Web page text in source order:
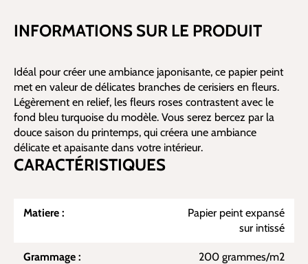
INFORMATIONS SUR LE PRODUIT
Idéal pour créer une ambiance japonisante, ce papier peint
met en valeur de délicates branches de cerisiers en fleurs.
Légèrement en relief, les fleurs roses contrastent avec le
fond bleu turquoise du modèle. Vous serez bercez par la
douce saison du printemps, qui créera une ambiance
délicate et apaisante dans votre intérieur.
CARACTÉRISTIQUES
Matiere :
Papier peint expansé
sur intissé
Grammage : 200 grammes/m2